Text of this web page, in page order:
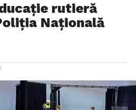
rutieră
Națională